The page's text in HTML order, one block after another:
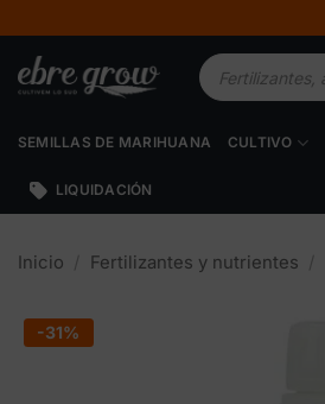
al
contenido
Búsqueda
de
productos
SEMILLAS DE MARIHUANA CULTIVO
LIQUIDACIÓN
Inicio Fertilizantes y nutrientes
-31%